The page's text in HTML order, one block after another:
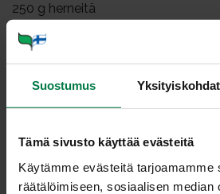
Suostumus Yksityiskohdat
Tämä sivusto käyttää evästeitä
Käytämme evästeitä tarjoamamme
räätälöimiseen, sosiaalisen median
250 g herneitä
persiljaa
parmesaania raasteena
suolaa, mustapippuria
purjo. Kuumenna öljy kasarissa,
purjo ja kypsennä miedolla
Lisää riisi ja viini ja sekoita,